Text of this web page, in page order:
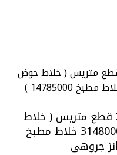
( طلب مسبق ) طقم خلاطات 3 قطع متريس ( خلاط
حوض 31080006 خلاط بانيو 31480006 خلاط مطبخ